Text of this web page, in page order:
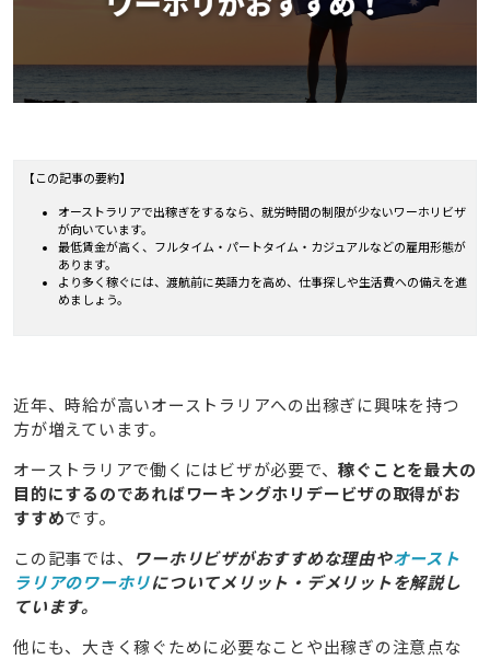
【この記事の要約】
オーストラリアで出稼ぎをするなら、就労時間の制限が少ないワーホリビザ
が向いています。
最低賃金が高く、フルタイム・パートタイム・カジュアルなどの雇用形態が
あります。
より多く稼ぐには、渡航前に英語力を高め、仕事探しや生活費への備えを進
めましょう。
近年、時給が高いオーストラリアへの出稼ぎに興味を持つ
方が増えています。
オーストラリアで働くにはビザが必要で、稼ぐことを最大の
目的にするのであればワーキングホリデービザの取得がお
すすめです。
この記事では、
ワーホリビザがおすすめな理由やオースト
ラリアのワーホリについてメリット・デメリットを解説し
ています。
他にも、大きく稼ぐために必要なことや出稼ぎの注意点な